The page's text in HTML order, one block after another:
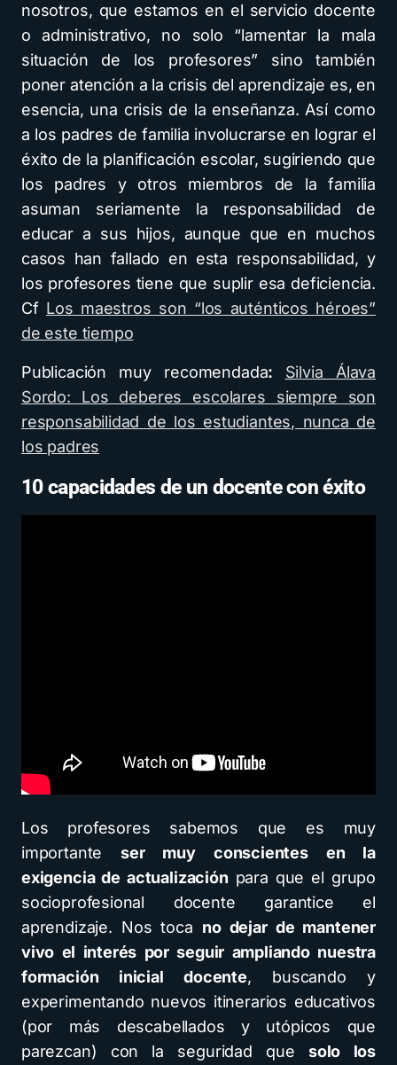
nosotros, que estamos en el servicio docente
o administrativo, no solo “lamentar la mala
situación de los profesores” sino también
poner atención a la crisis del aprendizaje es, en
esencia, una crisis de la enseñanza. Así como
a los padres de familia involucrarse en lograr el
éxito de la planificación escolar, sugiriendo que
los padres y otros miembros de la familia
asuman seriamente la responsabilidad de
educar a sus hijos, aunque que en muchos
casos han fallado en esta responsabilidad, y
los profesores tiene que suplir esa deficiencia.
Cf Los maestros son “los auténticos héroes”
de este tiempo
Publicación muy recomendada: Silvia Álava
Sordo: Los deberes escolares siempre son
responsabilidad de los estudiantes, nunca de
los padres
10 capacidades de un docente con éxito
Los profesores sabemos que es muy
importanteser muy conscientes en la
exigencia de actualización para que el grupo
socioprofesional docente garantice el
aprendizaje. Nos toca no dejar de mantener
vivo el interés por seguir ampliando nuestra
formación inicial docente, buscando y
experimentando nuevos itinerarios educativos
(por más descabellados y utópicos que
parezcan) con la seguridad que solo los